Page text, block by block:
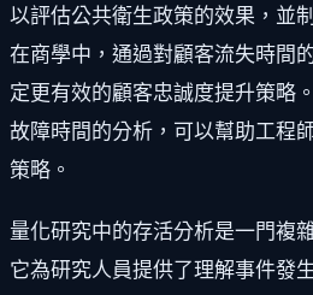
以評估公共衛生政策的效果，並
在商學中，通過對顧客流失時間
定更有效的顧客忠誠度提升策略
故障時間的分析，可以幫助工程
策略。
量化研究中的存活分析是一門複
它為研究人員提供了理解事件發